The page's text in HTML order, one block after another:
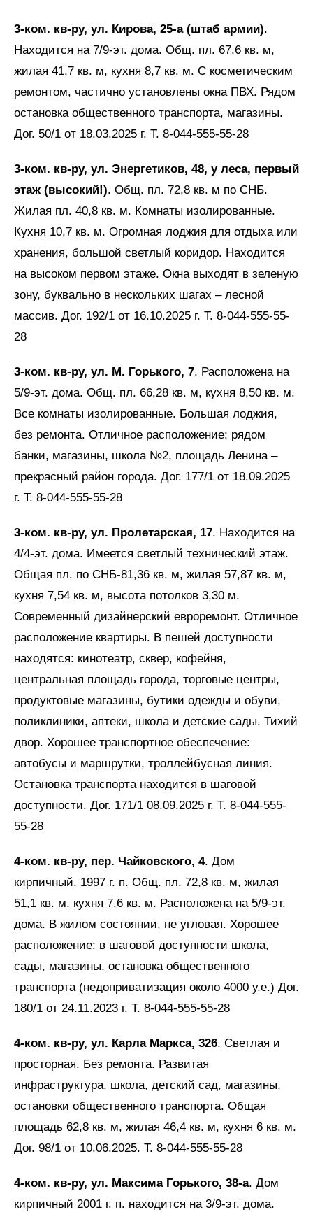
3-ком. кв-ру, ул. Кирова, 25-а (штаб армии).
Находится на 7/9-эт. дома. Общ. пл. 67,6 кв. м,
жилая 41,7 кв. м, кухня 8,7 кв. м. С косметическим
ремонтом, частично установлены окна ПВХ. Рядом
остановка общественного транспорта, магазины.
Дог. 50/1 от 18.03.2025 г. Т. 8-044-555-55-28
3-ком. кв-ру, ул. Энергетиков, 48, у леса, первый
этаж (высокий!). Общ. пл. 72,8 кв. м по СНБ.
Жилая пл. 40,8 кв. м. Комнаты изолированные.
Кухня 10,7 кв. м. Огромная лоджия для отдыха или
хранения, большой светлый коридор. Находится
на высоком первом этаже. Окна выходят в зеленую
зону, буквально в нескольких шагах – лесной
массив. Дог. 192/1 от 16.10.2025 г. Т. 8-044-555-55-
28
3-ком. кв-ру, ул. М. Горького, 7. Расположена на
5/9-эт. дома. Общ. пл. 66,28 кв. м, кухня 8,50 кв. м.
Все комнаты изолированные. Большая лоджия,
без ремонта. Отличное расположение: рядом
банки, магазины, школа №2, площадь Ленина –
прекрасный район города. Дог. 177/1 от 18.09.2025
г. Т. 8-044-555-55-28
3-ком. кв-ру, ул. Пролетарская, 17. Находится на
4/4-эт. дома. Имеется светлый технический этаж.
Общая пл. по СНБ-81,36 кв. м, жилая 57,87 кв. м,
кухня 7,54 кв. м, высота потолков 3,30 м.
Современный дизайнерский евроремонт. Отличное
расположение квартиры. В пешей доступности
находятся: кинотеатр, сквер, кофейня,
центральная площадь города, торговые центры,
продуктовые магазины, бутики одежды и обуви,
поликлиники, аптеки, школа и детские сады. Тихий
двор. Хорошее транспортное обеспечение:
автобусы и маршрутки, троллейбусная линия.
Остановка транспорта находится в шаговой
доступности. Дог. 171/1 08.09.2025 г. Т. 8-044-555-
55-28
4-ком. кв-ру, пер. Чайковского, 4. Дом
кирпичный, 1997 г. п. Общ. пл. 72,8 кв. м, жилая
51,1 кв. м, кухня 7,6 кв. м. Расположена на 5/9-эт.
дома. В жилом состоянии, не угловая. Хорошее
расположение: в шаговой доступности школа,
сады, магазины, остановка общественного
транспорта (недоприватизация около 4000 у.е.) Дог.
180/1 от 24.11.2023 г. Т. 8-044-555-55-28
4-ком. кв-ру, ул. Карла Маркса, 326. Светлая и
просторная. Без ремонта. Развитая
инфраструктура, школа, детский сад, магазины,
остановки общественного транспорта. Общая
площадь 62,8 кв. м, жилая 46,4 кв. м, кухня 6 кв. м.
Дог. 98/1 от 10.06.2025. Т. 8-044-555-55-28
4-ком. кв-ру, ул. Максима Горького, 38-а. Дом
кирпичный 2001 г. п. находится на 3/9-эт. дома.